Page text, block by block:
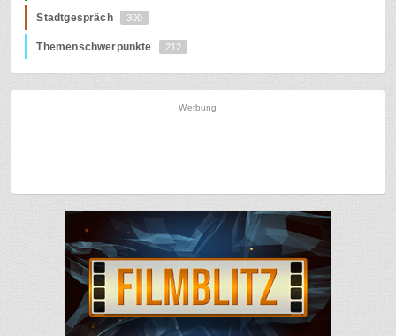
Stadtgespräch 300
Themenschwerpunkte 212
Werbung